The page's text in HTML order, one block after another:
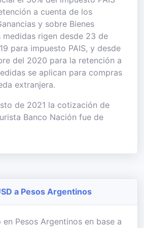
a cuenta de los
y sobre Bienes
medidas rigen desde 23 de
para impuesto PAIS, y desde
del 2020 para la retención a
se aplican para compras
extranjera.
de 2021 la cotización de
Banco Nación fue de
a Pesos Argentinos
Pesos Argentinos en base a